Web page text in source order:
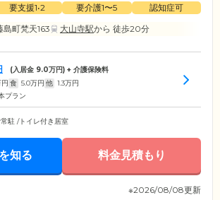
要支援1•2 要介護1〜5
認知症可
町梵天163
大山寺駅から 徒歩20分
(入居金 9.0万円) + 介護保険料
食 5.0万円 他 1.3万円
プラン
駐 /トイレ付き居室
知る 料金見積もり
※2026/08/08更新